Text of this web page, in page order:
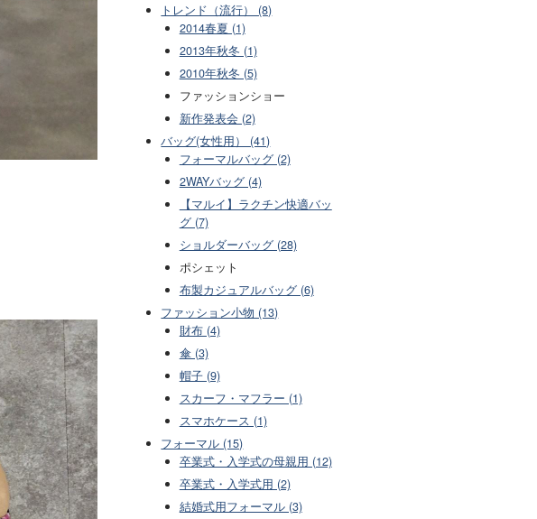
トレンド（流行） (8)
2014春夏 (1)
2013年秋冬 (1)
2010年秋冬 (5)
ファッションショー
新作発表会 (2)
バッグ(女性用） (41)
フォーマルバッグ (2)
2WAYバッグ (4)
【マルイ】ラクチン快適バッ
グ (7)
ショルダーバッグ (28)
ポシェット
布製カジュアルバッグ (6)
ファッション小物 (13)
財布 (4)
傘 (3)
帽子 (9)
スカーフ・マフラー (1)
スマホケース (1)
フォーマル (15)
卒業式・入学式の母親用 (12)
卒業式・入学式用 (2)
結婚式用フォーマル (3)